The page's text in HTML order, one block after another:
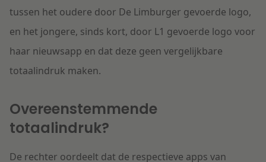
tussen het oudere door De Limburger gevoerde logo,
en het jongere, sinds kort, door L1 gevoerde logo voor
haar nieuwsapp en dat deze geen vergelijkbare
totaalindruk maken.
Overeenstemmende
totaalindruk?
De rechter oordeelt dat de respectieve apps van